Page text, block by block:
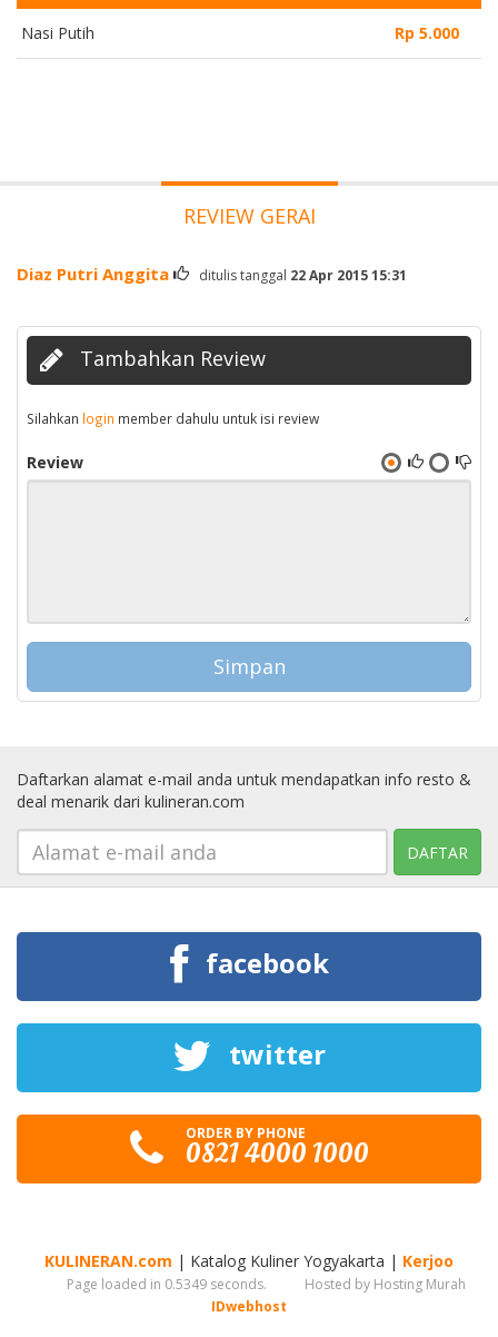
Nasi Putih Rp 5.000
REVIEW GERAI
Diaz Putri Anggita ditulis tanggal 22 Apr 2015 15:31
Tambahkan Review
Silahkan login member dahulu untuk isi review
Review
Daftarkan alamat e-mail anda untuk mendapatkan info resto &
deal menarik dari kulineran.com
facebook
twitter
ORDER BY PHONE
0821 4000 1000
KULINERAN.com | Katalog Kuliner Yogyakarta | Kerjoo
Page loaded in 0.5349 seconds.
Hosted by Hosting Murah
IDwebhost